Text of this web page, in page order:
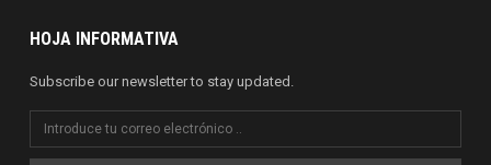
HOJA INFORMATIVA
Subscribe our newsletter to stay updated.